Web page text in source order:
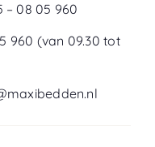
– 08 05 960
960 (van 09.30 tot